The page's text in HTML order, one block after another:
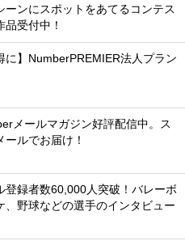
ーンにスポットをあてるコンテス
品受付中！
に】NumberPREMIER法人プラン
メールマガジン好評配信中。ス
ルでお届け！
登録者数60,000人突破！バレーボ
、野球などの選手のインタビュー